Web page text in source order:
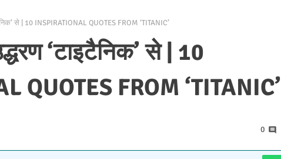
से | 10 INSPIRATIONAL QUOTES FROM ‘TITANIC’
‘टाइटैनिक’ से | 10
QUOTES FROM ‘TITANIC’
0